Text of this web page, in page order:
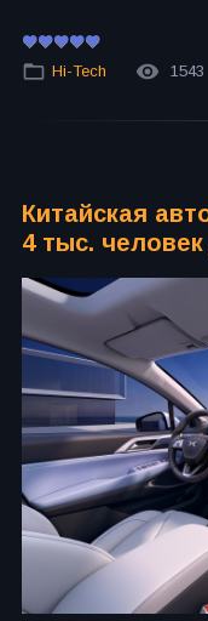
Hi-Tech 1543
Китайская
4 тыс.